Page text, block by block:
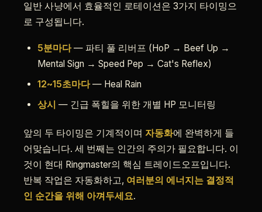
일반 사냥에서 효율적인 로테이션은 3가지 타이밍으
로 구성됩니다.
5분마다— 파티 풀 리버프 (HoP → Beef Up →
Mental Sign → Speed Pep → Cat's Reflex)
12~15초마다— Heal Rain
상시 — 긴급 폭힐을 위한 개별 HP 모니터링
앞의 두 타이밍은 기계적이며 자동화에 완벽하게 들
어맞습니다. 세 번째는 인간의 주의가 필요합니다. 이
것이 현대 Ringmaster의 핵심 트레이드오프입니다.
반복 작업은 자동화하고, 여러분의 에너지는 결정적
인 순간을 위해 아껴두세요.